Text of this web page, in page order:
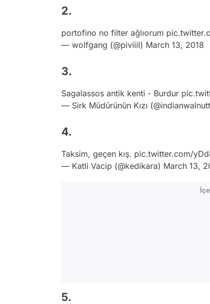
2.
portofino no filter ağlıorum
— wolfgang (@piviiil) March 13, 2018
3.
Sagalassos antik kenti - Burdur
— Sirk Müdürünün Kızı
4.
Taksim, geçen kış. pic.twitter.com/
— Katli Vacip (@kedikara) March 13,
5.